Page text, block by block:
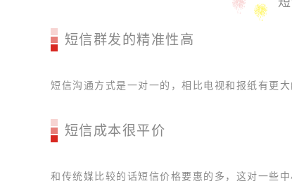
短信群发的精准性高
短信沟通方式是一对一的，相比电视和报纸有更
短信成本很平价
和传统媒比较的话短信价格要惠的多，这对一些